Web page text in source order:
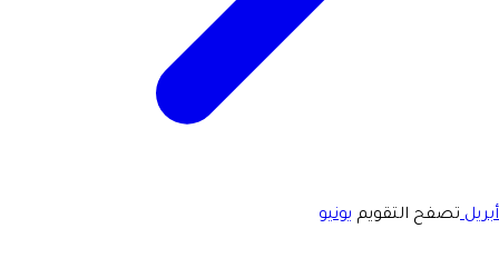
أبريلتصفح التقويم يونيو